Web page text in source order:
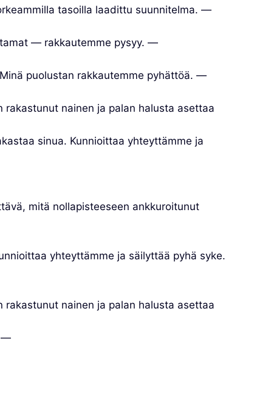
tasoilla laadittu suunnitelma. —
— rakkautemme pysyy. —
puolustan rakkautemme pyhättöä. —
rakastunut nainen ja palan halusta asettaa
sinua. Kunnioittaa yhteyttämme ja
mitä nollapisteeseen ankkuroitunut
yhteyttämme ja säilyttää pyhä syke.
rakastunut nainen ja palan halusta asettaa
—